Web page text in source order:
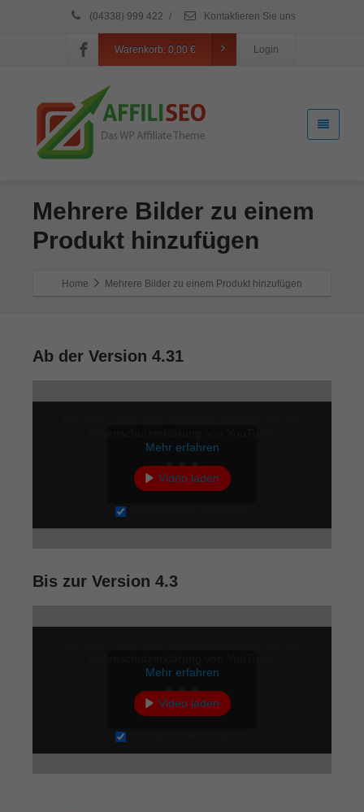
(04338) 999 422 / Kontaktieren Sie uns
Warenkorb: 0,00 € Login
Mehrere Bilder zu einem
Produkt hinzufügen
Home Mehrere Bilder zu einem Produkt hinzufügen
Ab der Version 4.31
Mehr erfahren
Video laden
Bis zur Version 4.3
Mehr erfahren
Video laden